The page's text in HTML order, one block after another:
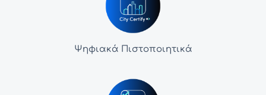
Ψηφιακά Πιστοποιητικά